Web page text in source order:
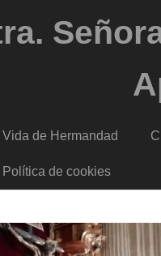
Vida de Hermandad
Política de cookies